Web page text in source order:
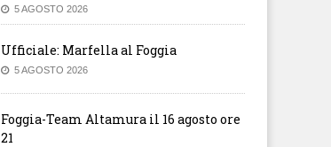
5 AGOSTO 2026
Ufficiale: Marfella al Foggia
5 AGOSTO 2026
Foggia-Team Altamura il 16 agosto ore
21